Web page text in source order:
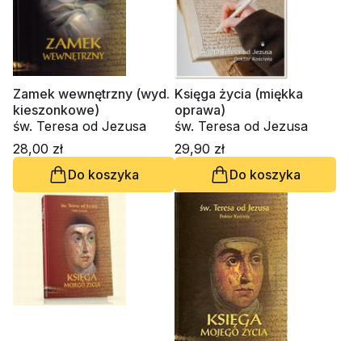
Zamek wewnętrzny (wyd.
kieszonkowe)
św. Teresa od Jezusa
28,00 zł
Do koszyka
Księga życia (miękka
oprawa)
św. Teresa od Jezusa
29,90 zł
Do koszyka